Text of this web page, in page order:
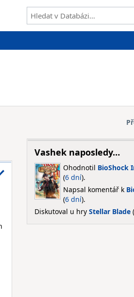
Vashek naposledy…
Ohodnotil BioShock
(6 dní).
Napsal komentář k
(6 dní).
Diskutoval u hry Stellar Blade(